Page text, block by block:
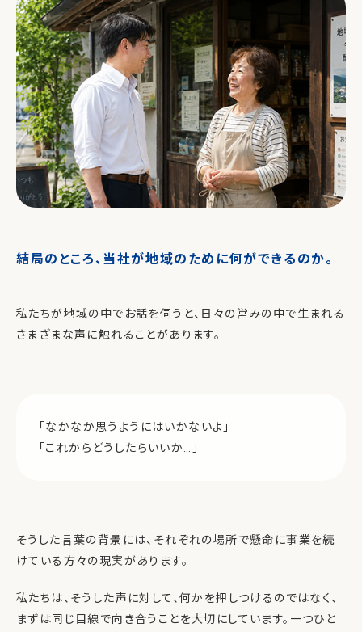
結局のところ、当社が地域のために何ができるのか。
私たちが地域の中でお話を伺うと、日々の営みの中で生まれる
さまざまな声に触れることがあります。
「なかなか思うようにはいかないよ」
「これからどうしたらいいか…」
そうした言葉の背景には、それぞれの場所で懸命に事業を続
けている方々の現実があります。
私たちは、そうした声に対して、何かを押しつけるのではなく、
まずは同じ目線で向き合うことを大切にしています。一つひと